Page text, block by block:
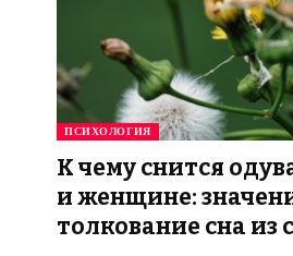
ПСИХОЛОГИЯ
К чему снится
и женщине:
толкование сна из